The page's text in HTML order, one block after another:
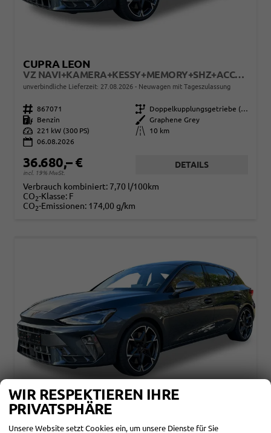
CUPRA LEON
VZ NAVI+KAMERA+KESSY+MEMORY+SHZ+ACC+PDC+LED+19" ALU
unverbindliche Lieferzeit: 27.08.2026 Neuwagen mit Tageszulassung
Fahrzeugnr. 867071 Getriebe
Doppelkupplungsgetriebe (DSG)
Kraftstoff
Benzin Außenfarbe
Graphene Grey
Leistung
221 kW (300 PS) Kilometerstand
10 km
06.08.2026
36.680,– €
incl. 19% MwSt.
DETAILS
Verbrauch kombiniert: 7,70 l/100km
CO2-Klasse: F
CO2-Emissionen: 174,00 g/km
CUPRA LEON
WIR RESPEKTIEREN IHRE
PRIVATSPHÄRE
Unsere Website setzt Cookies ein, um unsere Dienste für Sie